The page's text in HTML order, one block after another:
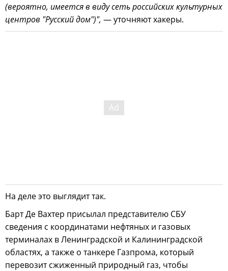
(вероятно, имеется в виду сеть российских культурных
центров "Русский дом")", — уточняют хакеры.
На деле это выглядит так.
Барт Де Вахтер присылал представителю СБУ
сведения с координатами нефтяных и газовых
терминалах в Ленинградской и Калининградской
областях, а также о танкере Газпрома, который
перевозит сжиженный природный газ, чтобы